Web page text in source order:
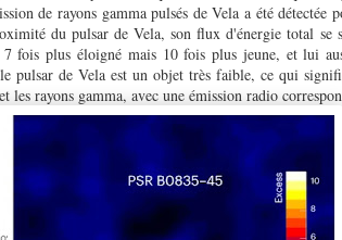
de rayons gamma pulsés de Vela a été
du pulsar de Vela, son flux d'énergie total
fois plus éloigné mais 10 fois plus jeune, et lui
pulsar de Vela est un objet très faible, ce qui
les rayons gamma, avec une émission radio